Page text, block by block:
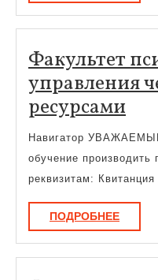
Факультет
управления
ресурсами
и
Навигатор
обучение
реквизитам:
ПОДРОБНЕЕ